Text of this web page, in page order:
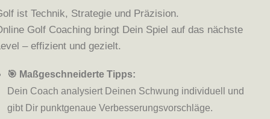
ist Technik, Strategie und Präzision.
Golf Coaching bringt Dein Spiel auf das nächste
– effizient und gezielt.
🎯 Maßgeschneiderte Tipps:
Dein Coach analysiert Deinen Schwung individuell und
gibt Dir punktgenaue Verbesserungsvorschläge.